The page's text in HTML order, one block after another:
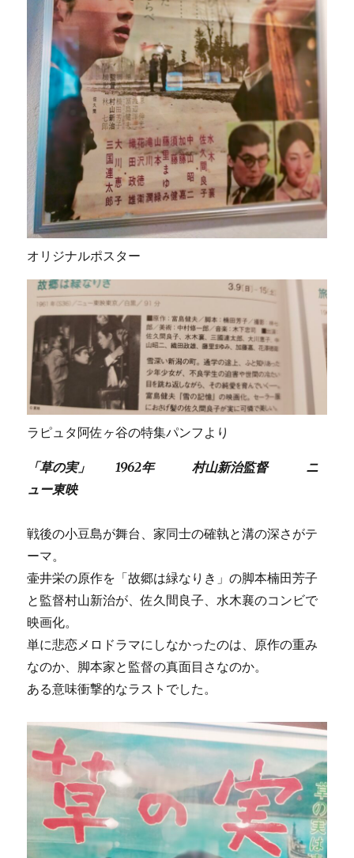
オリジナルポスター
ラピュタ阿佐ヶ谷の特集パンフより
「草の実」 1962年 村山新治監督 ニ
ュー東映
戦後の小豆島が舞台、家同士の確執と溝の深さがテ
ーマ。
壷井栄の原作を「故郷は緑なりき」の脚本楠田芳子
と監督村山新治が、佐久間良子、水木襄のコンビで
映画化。
単に悲恋メロドラマにしなかったのは、原作の重み
なのか、脚本家と監督の真面目さなのか。
ある意味衝撃的なラストでした。